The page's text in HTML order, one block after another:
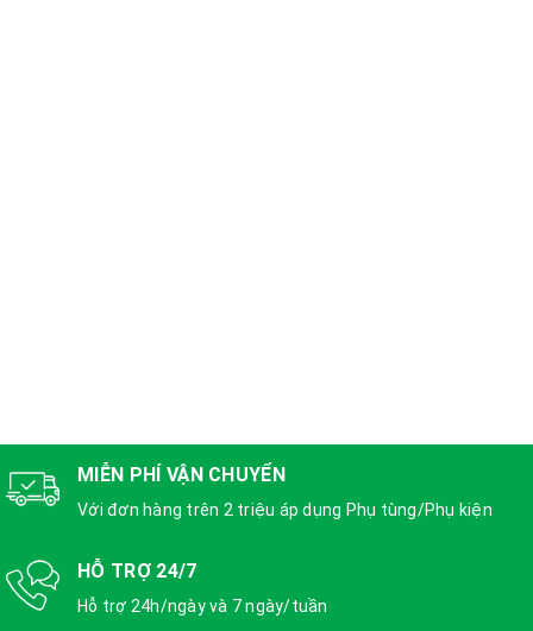
MIỄN PHÍ VẬN CHUYỂN
Với đơn hàng trên 2 triệu áp dụng Phụ tùng/Phụ kiện
HỖ TRỢ 24/7
Hỗ trợ 24h/ngày và 7 ngày/tuần